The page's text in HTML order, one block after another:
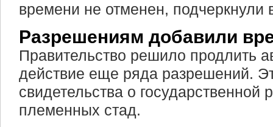
времени не отменен, подчеркнули
Разрешениям добавили
Правительство решило продлить
действие еще ряда разрешений.
свидетельства о государственной
племенных стад.